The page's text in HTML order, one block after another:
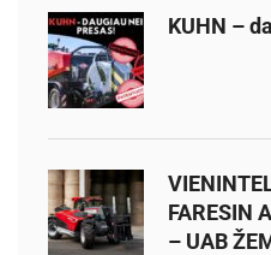
KUHN –
FARESIN
– UAB